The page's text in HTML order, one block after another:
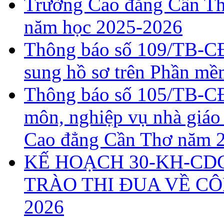
năm học 2025-2026
Thông báo số 109/TB-
sung hồ sơ trên Phần
Thông báo số 105/TB-
môn, nghiệp vụ nhà
Cao đẳng Cần Thơ năm
KẾ HOẠCH 30-KH-
TRÀO THI ĐUA VỀ
2026